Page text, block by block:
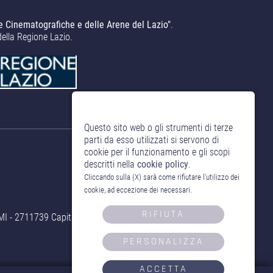
Questo sito web o gli strumenti di terze
parti da esso utilizzati si servono di
cookie per il funzionamento e gli scopi
descritti nella cookie policy.
Cliccando sulla (X) sarà come rifiutare l'utilizzo dei
cookie, ad eccezione dei necessari.
RIFIUTA
PERSONALIZZA
ACCETTA
e delle Arene del Lazio".
Regione Lazio.
- 2711739 Capitale Sociale 10.000,00 € i.v.